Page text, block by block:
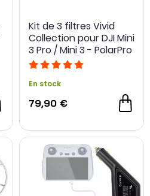
Kit de 3 filtres Vivid
Collection pour DJI Mini
3 Pro / Mini 3 - PolarPro
En stock
79,90 €